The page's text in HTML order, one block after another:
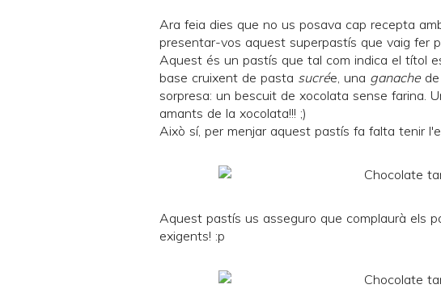
Ara feia dies que no us posava cap recepta
presentar-vos aquest superpastís que vaig fer
Aquest és un pastís que tal com indica el títol
base cruixent de pasta sucrée, una ganachede
sorpresa: un bescuit de xocolata sense farina.
amants de la xocolata!!! ;)
Això sí, per menjar aquest pastís fa falta tenir
Aquest pastís us asseguro que complaurà els
exigents! :p